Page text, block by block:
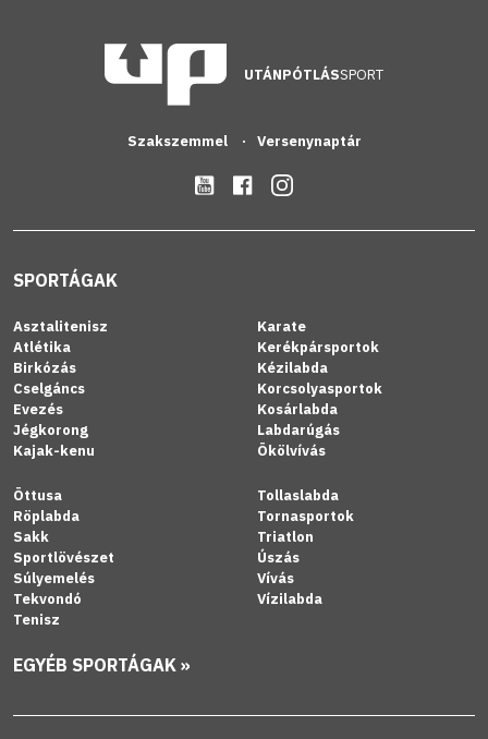
UTÁNPÓTLÁSSPORT
Szakszemmel Versenynaptár
SPORTÁGAK
Asztalitenisz
Atlétika
Birkózás
Cselgáncs
Evezés
Jégkorong
Kajak-kenu
Karate
Kerékpársportok
Kézilabda
Korcsolyasportok
Kosárlabda
Labdarúgás
Ökölvívás
Öttusa
Röplabda
Sakk
Sportlövészet
Súlyemelés
Tekvondó
Tenisz
Tollaslabda
Tornasportok
Triatlon
Úszás
Vívás
Vízilabda
EGYÉB SPORTÁGAK »